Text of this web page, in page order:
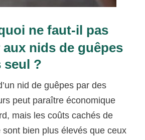
ne faut-il pas
aux nids de guêpes
seul ?
nid de guêpes par des
peut paraître économique
mais les coûts cachés de
bien plus élevés que ceux